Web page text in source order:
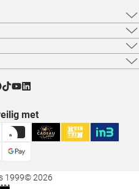
met
1999© 2026